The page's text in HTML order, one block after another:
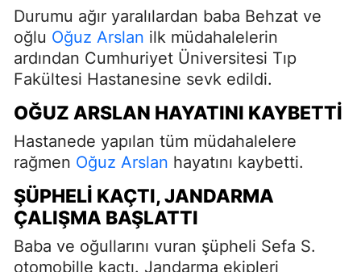
Durumu ağır yaralılardan baba Behzat ve
oğlu Oğuz Arslan ilk müdahalelerin
ardından Cumhuriyet Üniversitesi Tıp
Fakültesi Hastanesine sevk edildi.
OĞUZ ARSLAN HAYATINI KAYBETTI
Hastanede yapılan tüm müdahalelere
rağmen Oğuz Arslan hayatını kaybetti.
ŞÜPHELI KAÇTI, JANDARMA
ÇALIŞMA BAŞLATTI
Baba ve oğullarını vuran şüpheli Sefa S.
otomobille kaçtı. Jandarma ekipleri